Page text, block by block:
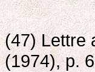
(47) Lettre
(1974), p.